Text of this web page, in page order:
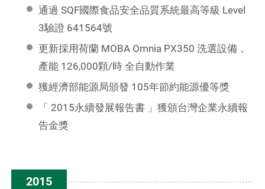
通過 SQF國際食品安全品質系統最高等級 Level
3驗證 641564號
更新採用荷蘭 MOBA Omnia PX350 洗選設備，
產能 126,000顆/時 全自動作業
獲經濟部能源局頒發 105年節約能源優等獎
「 2015永續發展報告書 」獲頒台灣企業永續報
告金獎
2015